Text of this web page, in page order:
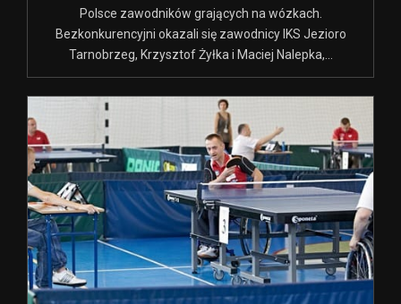
Polsce zawodników grających na wózkach.
Bezkonkurencyjni okazali się zawodnicy IKS Jezioro
Tarnobrzeg, Krzysztof Żyłka i Maciej Nalepka,...